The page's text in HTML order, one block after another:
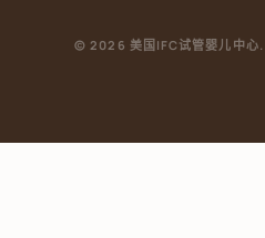
© 2026 美国IFC试管婴儿中心.